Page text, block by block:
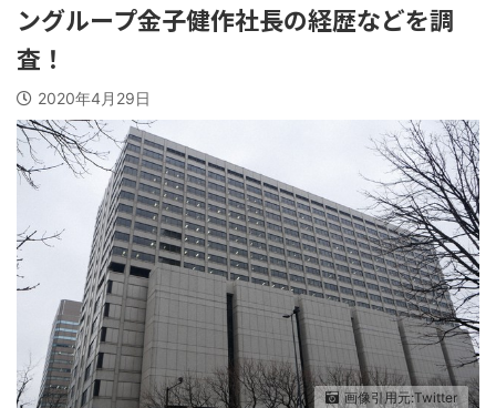
ングループ金子健作社長の経歴などを調
査！
2020年4月29日
画像引用元:Twitter